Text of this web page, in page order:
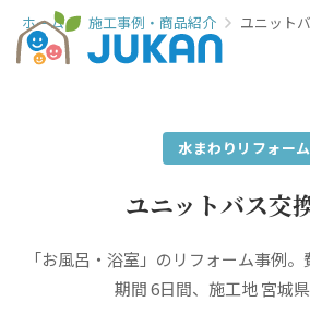
ホーム 施工事例・商品紹介 ユニット
水まわりリフォーム
ユニットバス交
「お風呂・浴室」のリフォーム事例
期間 6日間、施工地 宮城県